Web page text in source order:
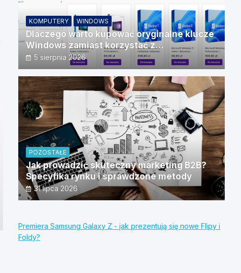
KOMPUTERY WINDOWS
Dlaczego warto kupować oryginalne klucze
Windows zamiast korzystać z
nieautoryzowanych źródeł?
5 sierpnia 2026
POZOSTAŁE
Jak prowadzić skuteczny marketing B2B?
Specyfika rynku i sprawdzone metody
31 lipca 2026
Premiera Samsung Galaxy Z - jak prezentują się nowe Flipy i
Foldy?